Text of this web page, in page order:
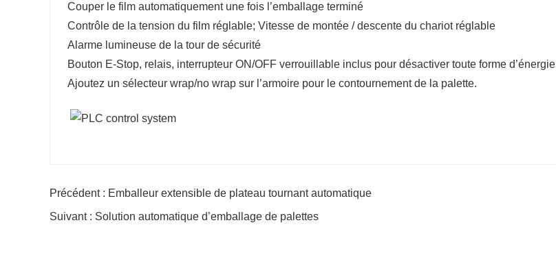
Couper le film automatiquement une fois l’emballage terminé
Contrôle de la tension du film réglable; Vitesse de montée / descente du chariot réglable
Alarme lumineuse de la tour de sécurité
Bouton E-Stop, relais, interrupteur ON/OFF verrouillable inclus pour désactiver toute forme d’énergie
Ajoutez un sélecteur wrap/no wrap sur l’armoire pour le contournement de la palette.
Précédent : Emballeur extensible de plateau tournant automatique
Suivant : Solution automatique d’emballage de palettes